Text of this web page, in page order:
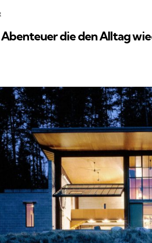
die den Alltag